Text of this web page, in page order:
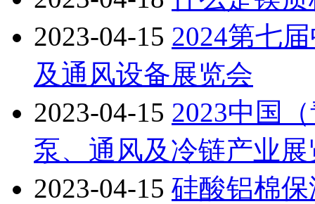
2023-04-15 2024第七
及通风设备展览会
2023-04-15 2023中国
泵、通风及冷链产业展
2023-04-15 硅酸铝棉